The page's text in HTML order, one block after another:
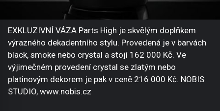
EXKLUZIVNÍ VÁZA Parts High je skvělým doplňkem
výrazného dekadentního stylu. Provedená je v barvách
black, smoke nebo crystal a stojí 162 000 Kč. Ve
výjimečném provedení crystal se zlatým nebo
platinovým dekorem je pak v ceně 216 000 Kč. NOBIS
STUDIO, www.nobis.cz